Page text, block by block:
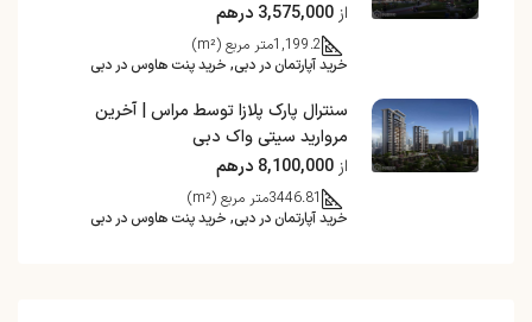
از 3,575,000 درهم
1,199.2متر مربع (m²)
خرید آپارتمان در دبی, خرید پنت هاوس در دبی
سنترال پارک پلازا توسط مراس | آخرین
مروارید سیتی واک دبی
از 8,100,000 درهم
3446.81متر مربع (m²)
خرید آپارتمان در دبی, خرید پنت هاوس در دبی